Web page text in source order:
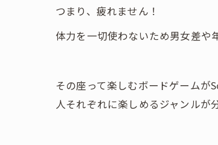
つまり、疲れません！
体力を一切使わないため男女差や
その座って楽しむボードゲームが
人それぞれに楽しめるジャンルが